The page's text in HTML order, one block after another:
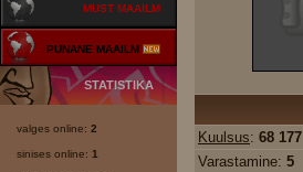
MUST MAAILM
PUNANE MAAILM
STATISTIKA
valges online: 2
sinises online: 1
Kuulsus: 68 177
Varastamine: 5